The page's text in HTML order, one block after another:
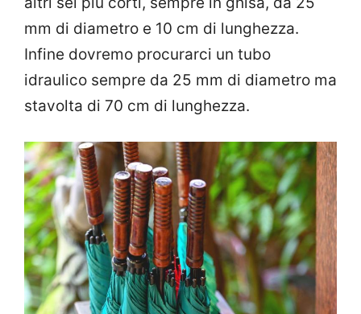
mm di diametro e 10 cm di lunghezza.
Infine dovremo procurarci un tubo
idraulico sempre da 25 mm di diametro ma
stavolta di 70 cm di lunghezza.